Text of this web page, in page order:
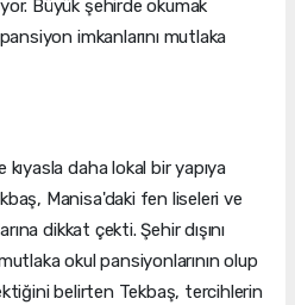
Büyük şehirde okumak
imkanlarını mutlaka
daha lokal bir yapıya
Manisa'daki fen liseleri ve
dikkat çekti. Şehir dışını
okul pansiyonlarının olup
belirten Tekbaş, tercihlerin